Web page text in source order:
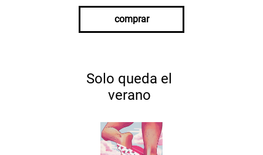
comprar
Solo queda el
verano